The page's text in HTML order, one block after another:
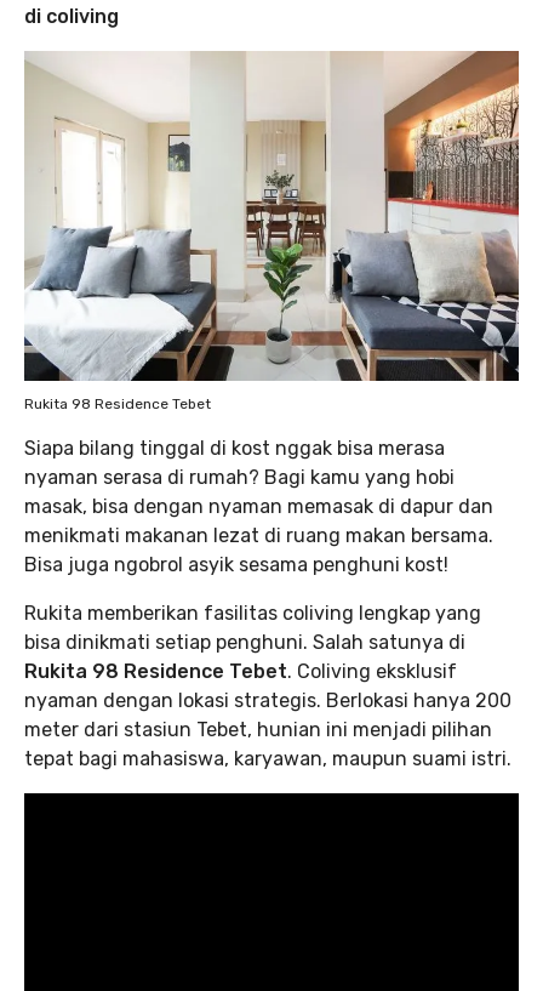
di coliving
Rukita 98 Residence Tebet
Siapa bilang tinggal di kost nggak bisa merasa
nyaman serasa di rumah? Bagi kamu yang hobi
masak, bisa dengan nyaman memasak di dapur dan
menikmati makanan lezat di ruang makan bersama.
Bisa juga ngobrol asyik sesama penghuni kost!
Rukita memberikan fasilitas coliving lengkap yang
bisa dinikmati setiap penghuni. Salah satunya di
Rukita 98 Residence Tebet. Coliving eksklusif
nyaman dengan lokasi strategis. Berlokasi hanya 200
meter dari stasiun Tebet, hunian ini menjadi pilihan
tepat bagi mahasiswa, karyawan, maupun suami istri.